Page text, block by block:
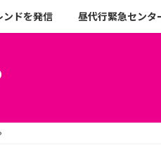
ンドを発信 昼代行緊急センタ